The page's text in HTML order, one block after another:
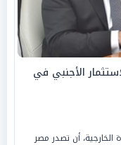
الأجنبي في
الخارجية، أن تصدر مصر